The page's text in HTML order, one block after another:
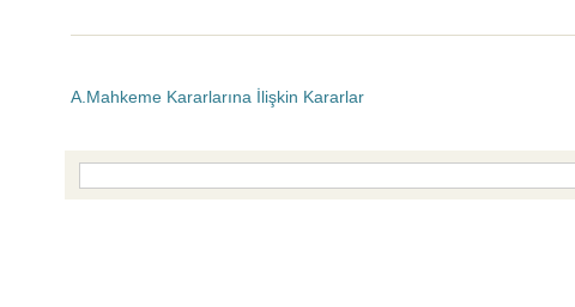
A.Mahkeme Kararlarına İlişkin Kararlar